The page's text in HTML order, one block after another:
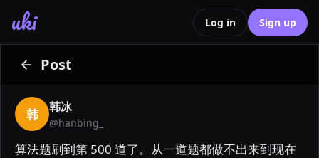
uki Log in Sign up
Post
韩 韩冰
@hanbing_
算法题刷到第 500 道了。从一道题都做不出来到现在